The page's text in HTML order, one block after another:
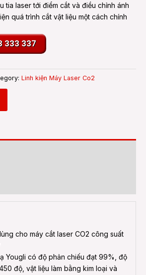
tia laser tới điểm cắt và điều chỉnh ánh
quá trình cắt vật liệu một cách chính
333 337
Linh kiện Máy Laser Co2
cho máy cắt laser CO2 công suất
Yougli có độ phản chiếu đạt 99%, độ
độ, vật liệu làm bằng kim loại và